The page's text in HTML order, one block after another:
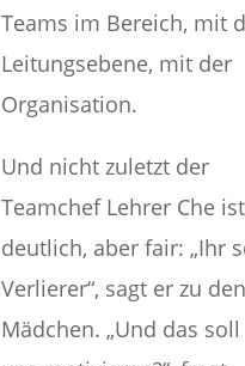
Teams im Bereich, mit
Leitungsebene, mit der
Organisation.
Und nicht zuletzt der
Teamchef Lehrer Che ist
deutlich, aber fair: „Ihr
Verlierer“, sagt er zu den
Mädchen. „Und das soll